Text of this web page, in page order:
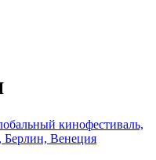
кинофестиваль,
Берлин, Венеция